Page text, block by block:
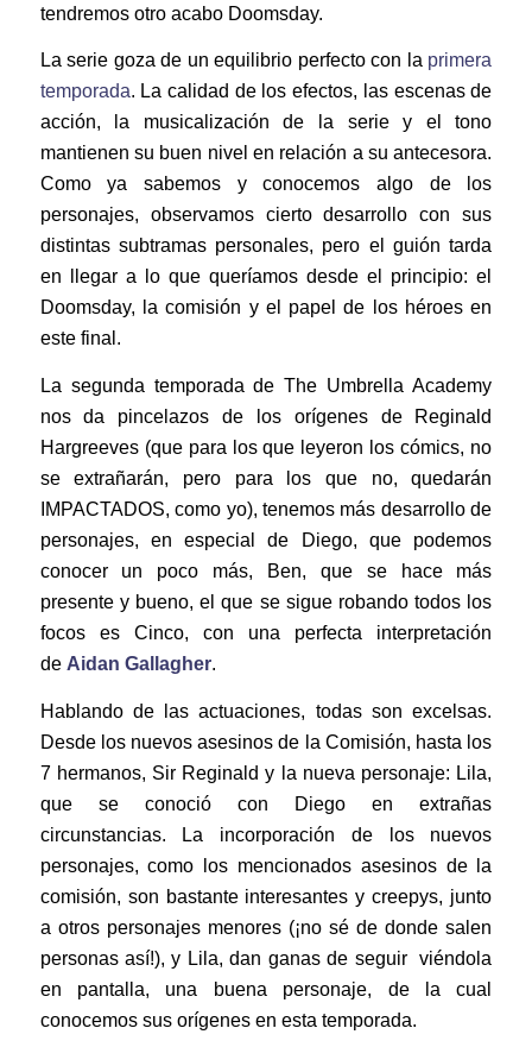
tendremos otro acabo Doomsday.
La serie goza de un equilibrio perfecto con la primera
temporada. La calidad de los efectos, las escenas de
acción, la musicalización de la serie y el tono
mantienen su buen nivel en relación a su antecesora.
Como ya sabemos y conocemos algo de los
personajes, observamos cierto desarrollo con sus
distintas subtramas personales, pero el guión tarda
en llegar a lo que queríamos desde el principio: el
Doomsday, la comisión y el papel de los héroes en
este final.
La segunda temporada de The Umbrella Academy
nos da pincelazos de los orígenes de Reginald
Hargreeves (que para los que leyeron los cómics, no
se extrañarán, pero para los que no, quedarán
IMPACTADOS, como yo), tenemos más desarrollo de
personajes, en especial de Diego, que podemos
conocer un poco más, Ben, que se hace más
presente y bueno, el que se sigue robando todos los
focos es Cinco, con una perfecta interpretación
de Aidan Gallagher.
Hablando de las actuaciones, todas son excelsas.
Desde los nuevos asesinos de la Comisión, hasta los
7 hermanos, Sir Reginald y la nueva personaje: Lila,
que se conoció con Diego en extrañas
circunstancias. La incorporación de los nuevos
personajes, como los mencionados asesinos de la
comisión, son bastante interesantes y creepys, junto
a otros personajes menores (¡no sé de donde salen
personas así!), y Lila, dan ganas de seguir viéndola
en pantalla, una buena personaje, de la cual
conocemos sus orígenes en esta temporada.